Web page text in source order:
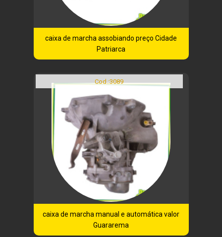
caixa de marcha assobiando preço Cidade
Patriarca
Cod.:3089
caixa de marcha manual e automática valor
Guararema